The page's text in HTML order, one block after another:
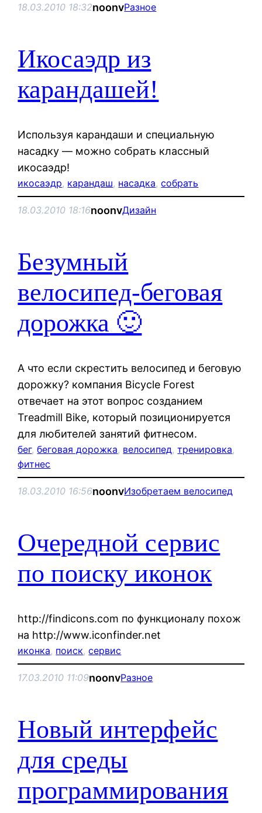
18.03.2010 18:32noonvРазное
Икосаэдр из
карандашей!
Используя карандаши и специальную
насадку — можно собрать классный
икосаэдр!
икосаэдр, карандаш, насадка, собрать
18.03.2010 18:16noonvДизайн
Безумный
велосипед-беговая
дорожка 🙂
А что если скрестить велосипед и беговую
дорожку? компания Bicycle Forest
отвечает на этот вопрос созданием
Treadmill Bike, который позиционируется
для любителей занятий фитнесом.
бег, беговая дорожка, велосипед, тренировка
фитнес
18.03.2010 16:56noonvИзобретаем велосипед
Очередной сервис
по поиску иконок
http://findicons.com по функционалу похож
на http://www.iconfinder.net
иконка, поиск, сервис
17.03.2010 11:09noonvРазное
Новый интерфейс
для среды
программирования